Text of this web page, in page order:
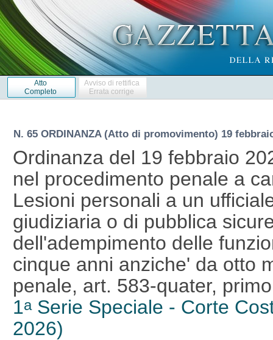
Atto
Completo
Avviso di rettifica
Errata corrige
N. 65 ORDINANZA (Atto di promovimento) 19
Ordinanza del 19 febbraio
nel procedimento penale a
Lesioni personali a un
giudiziaria o di pubblica
dell'adempimento delle
cinque anni anziche' da otto
penale, art. 583-quater,
1aSerie Speciale - Corte
2026)